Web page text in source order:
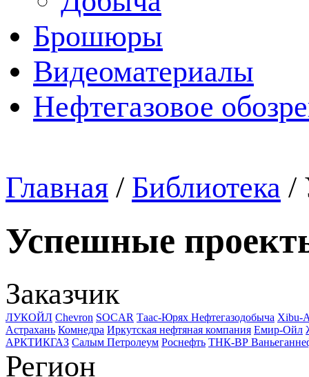
Брошюры
Видеоматериалы
Нефтегазовое
Главная / Библиотека /
Успешные
Заказчик
ЛУКОЙЛ Chevron SOCAR Таас-Юрях Нефтегазодобыча Xibu-
Астрахань Комнедра Иркутская нефтяная компания Емир-Ойл
АРКТИКГАЗ Салым Петролеум Роснефть ТНК-ВР
Регион